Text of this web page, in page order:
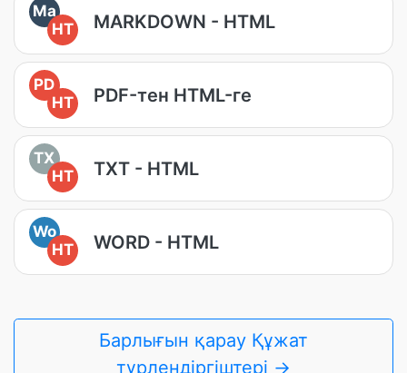
Ma
HT
MARKDOWN - HTML
PD
HT
PDF-тен HTML-ге
TX
HT
TXT - HTML
Wo
HT
WORD - HTML
Барлығын қарау Құжат
түрлендіргіштері →